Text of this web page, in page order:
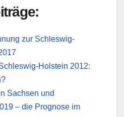
zur Schleswig-
Holstein 2012:
Sachsen und
– die Prognose im